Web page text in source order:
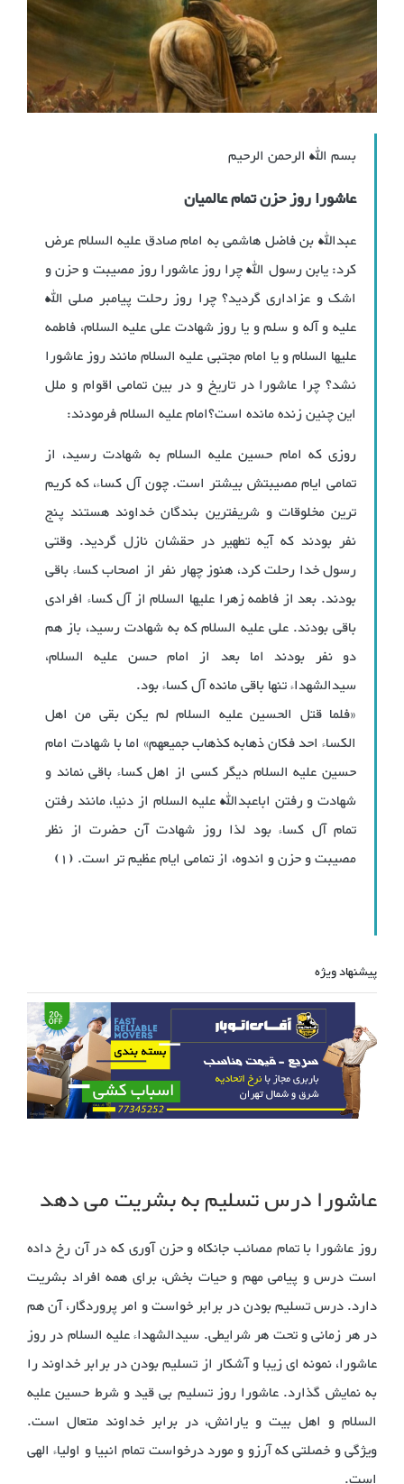
بسم الله الرحمن الرحیم
عاشورا روز حزن تمام عالمیان
عبدالله بن فاضل هاشمی به امام صادق علیه السلام عرض
کرد: یابن رسول الله چرا روز عاشورا روز مصیبت و حزن و
اشک و عزاداری گردید؟ چرا روز رحلت پیامبر صلی الله
علیه و آله و سلم و یا روز شهادت علی علیه السلام، فاطمه
علیها السلام و یا امام مجتبی علیه السلام مانند روز عاشورا
نشد؟ چرا عاشورا در تاریخ و در بین تمامی اقوام و ملل
این چنین زنده مانده است؟امام علیه السلام فرمودند:
روزی که امام حسین علیه السلام به شهادت رسید، از
تمامی ایام مصیبتش بیشتر است. چون آل کساء، که کریم
ترین مخلوقات و شریفترین بندگان خداوند هستند پنج
نفر بودند که آیه تطهیر در حقشان نازل گردید. وقتی
رسول خدا رحلت کرد، هنوز چهار نفر از اصحاب کساء باقی
بودند. بعد از فاطمه زهرا علیها السلام از آل کساء افرادی
باقی بودند. علی علیه السلام که به شهادت رسید، باز هم
دو نفر بودند اما بعد از امام حسن علیه السلام،
سیدالشهداء تنها باقی مانده آل کساء بود.
«فلما قتل الحسین علیه السلام لم یکن بقی من اهل
الکساء‌ احد فکان ذهابه کذهاب جمیعهم» اما با شهادت امام
حسین علیه السلام دیگر کسی از اهل کساء باقی نماند و
شهادت و رفتن اباعبدالله علیه السلام از دنیا، مانند رفتن
تمام آل کساء بود لذا روز شهادت آن حضرت از نظر
مصیبت و حزن و اندوه، از تمامی ایام عظیم تر است. (1)
پیشنهاد ویژه
عاشورا درس تسلیم به بشریت می دهد
روز عاشورا با تمام مصائب جانکاه و حزن آوری که در آن رخ داده
است درس و پیامی مهم و حیات بخش، برای همه افراد بشریت
دارد. درس تسلیم بودن در برابر خواست و امر پروردگار، آن هم
در هر زمانی و تحت هر شرایطی. سیدالشهداء علیه السلام در روز
عاشورا، نمونه ای زیبا و آشکار از تسلیم بودن در برابر خداوند را
به نمایش گذارد. عاشورا روز تسلیم بی قید و شرط حسین علیه
السلام و اهل بیت و یارانش، در برابر خداوند متعال است.
ویژگی و خصلتی که آرزو و مورد درخواست تمام انبیا و اولیاء الهی